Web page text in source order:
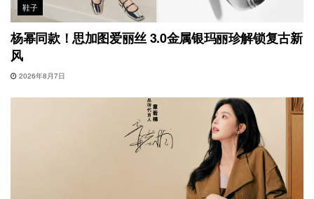
鞋子
杨幂同款！思加图爱丽丝 3.0金属银玛丽珍解锁复古新
风
2026年8月7日